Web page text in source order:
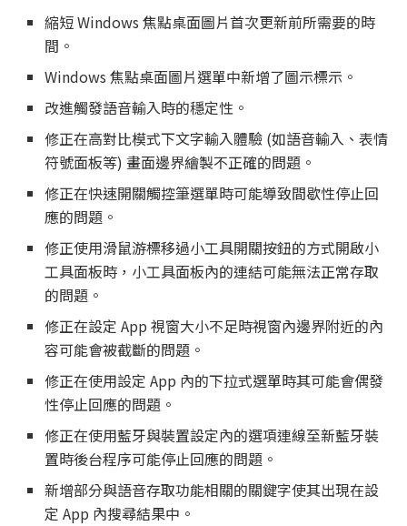
縮短 Windows 焦點桌面圖片首次更新前所需要的時
間。
Windows 焦點桌面圖片選單中新增了圖示標示。
改進觸發語音輸入時的穩定性。
修正在高對比模式下文字輸入體驗 (如語音輸入、表情
符號面板等) 畫面邊界繪製不正確的問題。
修正在快速開關觸控筆選單時可能導致間歇性停止回
應的問題。
修正使用滑鼠游標移過小工具開關按鈕的方式開啟小
工具面板時，小工具面板內的連結可能無法正常存取
的問題。
修正在設定 App 視窗大小不足時視窗內邊界附近的內
容可能會被截斷的問題。
修正在使用設定 App 內的下拉式選單時其可能會偶發
性停止回應的問題。
修正在使用藍牙與裝置設定內的選項連線至新藍牙裝
置時後台程序可能停止回應的問題。
新增部分與語音存取功能相關的關鍵字使其出現在設
定 App 內搜尋結果中。